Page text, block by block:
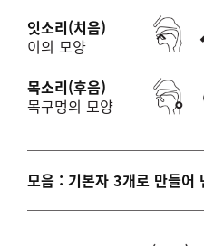
잇소리(치음)
이의 모양
목소리(후음)
목구멍의 모양
모음 : 기본자 3개로 만들어